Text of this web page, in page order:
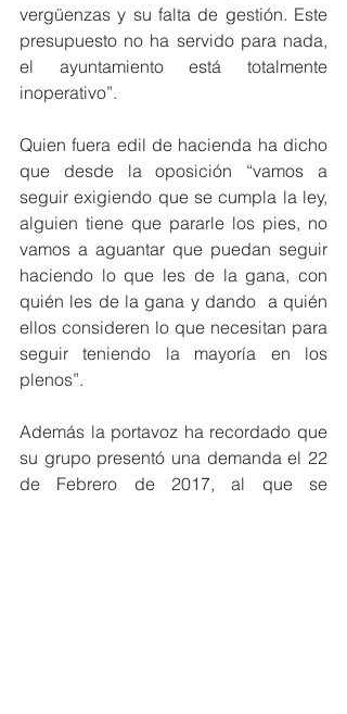
vergüenzas y su falta de gestión. Este
presupuesto no ha servido para nada,
el ayuntamiento está totalmente
inoperativo”.
Quien fuera edil de hacienda ha dicho
que desde la oposición “vamos a
seguir exigiendo que se cumpla la ley,
alguien tiene que pararle los pies, no
vamos a aguantar que puedan seguir
haciendo lo que les de la gana, con
quién les de la gana y dando  a quién
ellos consideren lo que necesitan para
seguir teniendo la mayoría en los
plenos”.
Además la portavoz ha recordado que
su grupo presentó una demanda el 22
de Febrero de 2017, al que se